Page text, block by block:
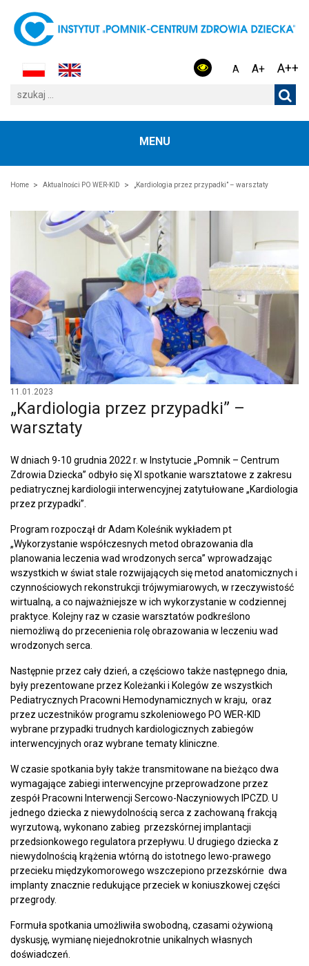
A A+ A++
MENU
Home Aktualności PO WER-KID „Kardiologia przez przypadki” – warsztaty
11.01.2023
„Kardiologia przez przypadki” –
warsztaty
W dniach 9-10 grudnia 2022 r. w Instytucie „Pomnik – Centrum
Zdrowia Dziecka” odbyło się XI spotkanie warsztatowe z zakresu
pediatrycznej kardiologii interwencyjnej zatytułowane „Kardiologia
przez przypadki”.
Program rozpoczął dr Adam Koleśnik wykładem pt
„Wykorzystanie współczesnych metod obrazowania dla
planowania leczenia wad wrodzonych serca” wprowadzając
wszystkich w świat stale rozwijających się metod anatomicznych i
czynnościowych rekonstrukcji trójwymiarowych, w rzeczywistość
wirtualną, a co najważniejsze w ich wykorzystanie w codziennej
praktyce. Kolejny raz w czasie warsztatów podkreślono
niemożliwą do przecenienia rolę obrazowania w leczeniu wad
wrodzonych serca.
Następnie przez cały dzień, a częściowo także następnego dnia,
były prezentowane przez Koleżanki i Kolegów ze wszystkich
Pediatrycznych Pracowni Hemodynamicznych w kraju, oraz
przez uczestników programu szkoleniowego PO WER-KID
wybrane przypadki trudnych kardiologicznych zabiegów
interwencyjnych oraz wybrane tematy kliniczne.
W czasie spotkania były także transmitowane na bieżąco dwa
wymagające zabiegi interwencyjne przeprowadzone przez
zespół Pracowni Interwencji Sercowo-Naczyniowych IPCZD. U
jednego dziecka z niewydolnością serca z zachowaną frakcją
wyrzutową, wykonano zabieg przezskórnej implantacji
przedsionkowego regulatora przepływu. U drugiego dziecka z
niewydolnością krążenia wtórną do istotnego lewo-prawego
przecieku międzykomorowego wszczepiono przezskórnie dwa
implanty znacznie redukujące przeciek w koniuszkowej części
przegrody.
Formuła spotkania umożliwiła swobodną, czasami ożywioną
dyskusję, wymianę niejednokrotnie unikalnych własnych
doświadczeń.